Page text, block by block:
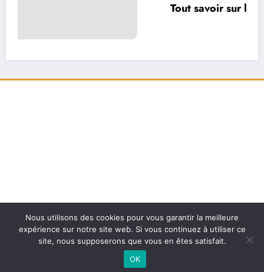
Tout savoir sur le skyr : bienfaits et recettes
Nous utilisons des cookies pour vous garantir la meilleure
expérience sur notre site web. Si vous continuez à utiliser ce
site, nous supposerons que vous en êtes satisfait.
OK